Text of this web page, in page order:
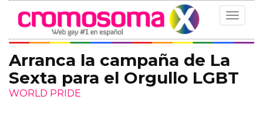
Toggle
Arranca la campaña de La
Sexta para el Orgullo LGBT
WORLD PRIDE